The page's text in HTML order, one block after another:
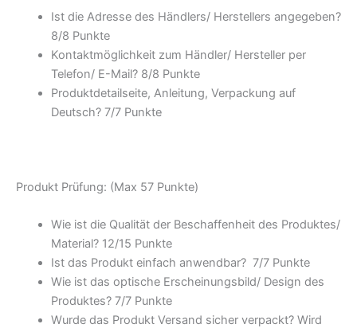
Ist die Adresse des Händlers/ Herstellers angegeben?
8/8 Punkte
Kontaktmöglichkeit zum Händler/ Hersteller per
Telefon/ E-Mail? 8/8 Punkte
Produktdetailseite, Anleitung, Verpackung auf
Deutsch? 7/7 Punkte
Produkt Prüfung: (Max 57 Punkte)
Wie ist die Qualität der Beschaffenheit des Produktes/
Material? 12/15 Punkte
Ist das Produkt einfach anwendbar? 7/7 Punkte
Wie ist das optische Erscheinungsbild/ Design des
Produktes? 7/7 Punkte
Wurde das Produkt Versand sicher verpackt? Wird